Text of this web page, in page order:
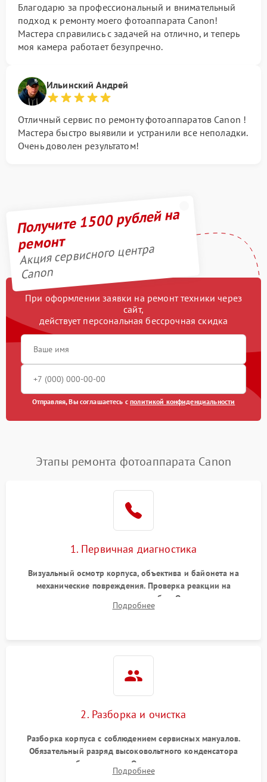
Благодарю за профессиональный и внимательный
подход к ремонту моего фотоаппарата Canon!
Мастера справились с задачей на отлично, и теперь
моя камера работает безупречно.
Ильинский Андрей
Отличный сервис по ремонту фотоаппаратов Canon !
Мастера быстро выявили и устранили все неполадки.
Очень доволен результатом!
Получите 1500 рублей на
ремонт
Акция сервисного центра
Canon
При оформлении заявки на ремонт техники через
сайт,
действует персональная бессрочная скидка
Отправляя, Вы соглашаетесь сполитикой конфиденциальности
Этапы ремонта фотоаппарата Canon
1. Первичная диагностика
Визуальный осмотр корпуса, объектива и байонета на
механические повреждения. Проверка реакции на
включение, считывание кодов ошибок. Оценка состояния
матрицы и затвора, проверка работы автофокуса и
Подробнее
2. Разборка и очистка
Разборка корпуса с соблюдением сервисных мануалов.
Обязательный разряд высоковольтного конденсатора
вспышки для безопасности. Очистка внутренних узлов от
пыли, песка и следов влаги с помощью спецсредств.
Подробнее